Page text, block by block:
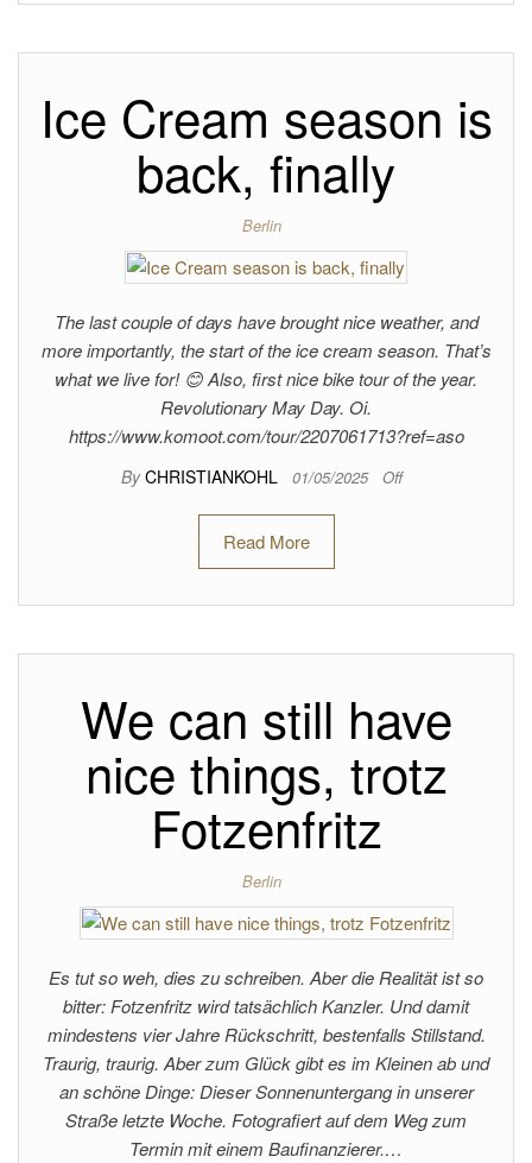
Ice Cream season is
back, finally
Berlin
The last couple of days have brought nice weather, and
more importantly, the start of the ice cream season. That’s
what we live for! 😊 Also, first nice bike tour of the year.
Revolutionary May Day. Oi.
https://www.komoot.com/tour/2207061713?ref=aso
By CHRISTIANKOHL 01/05/2025 Off
Read More
We can still have
nice things, trotz
Fotzenfritz
Berlin
Es tut so weh, dies zu schreiben. Aber die Realität ist so
bitter: Fotzenfritz wird tatsächlich Kanzler. Und damit
mindestens vier Jahre Rückschritt, bestenfalls Stillstand.
Traurig, traurig. Aber zum Glück gibt es im Kleinen ab und
an schöne Dinge: Dieser Sonnenuntergang in unserer
Straße letzte Woche. Fotografiert auf dem Weg zum
Termin mit einem Baufinanzierer.…